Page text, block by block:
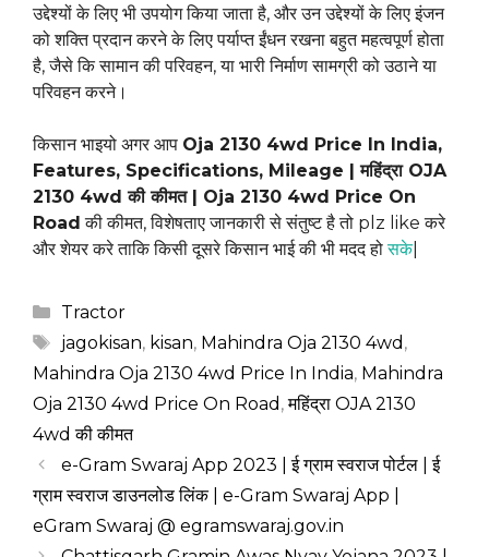
उद्देश्यों के लिए भी उपयोग किया जाता है, और उन उद्देश्यों के लिए इंजन
को शक्ति प्रदान करने के लिए पर्याप्त ईंधन रखना बहुत महत्वपूर्ण होता
है, जैसे कि सामान की परिवहन, या भारी निर्माण सामग्री को उठाने या
परिवहन करने।
किसान भाइयो अगर आप Oja 2130 4wd Price In India,
Features, Specifications, Mileage | महिंद्रा OJA
2130 4wd की कीमत | Oja 2130 4wd Price On
Road की कीमत, विशेषताए जानकारी से संतुष्ट है तो plz like करे
और शेयर करे ताकि किसी दूसरे किसान भाई की भी मदद होसके|
Categories
Tractor
Tags
jagokisan, kisan, Mahindra Oja 2130 4wd ,
Mahindra Oja 2130 4wd Price In India, Mahindra
Oja 2130 4wd Price On Road ,महिंद्रा OJA 2130
4wd की कीमत
e-Gram Swaraj App 2023 | ई ग्राम स्वराज पोर्टल | ई
ग्राम स्वराज डाउनलोड लिंक | e-Gram Swaraj App |
eGram Swaraj @ egramswaraj.gov.in